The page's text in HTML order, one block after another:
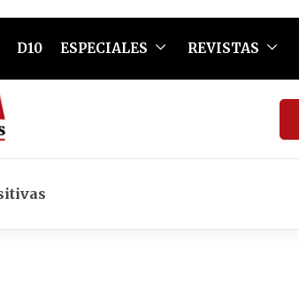
D10 ESPECIALES REVISTAS